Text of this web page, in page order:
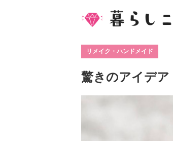
リメイク・ハンドメイド
驚きのアイデ